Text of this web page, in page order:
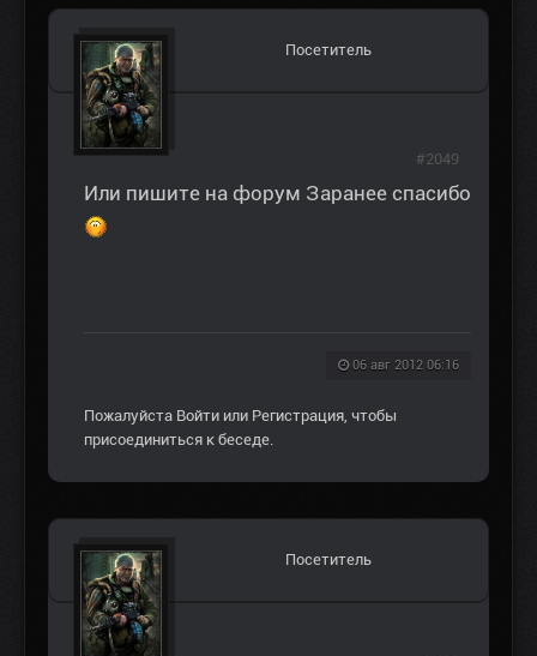
Посетитель
Или пишите на форум Заранее спасибо
06 авг 2012 06:16
#2049
Пожалуйста Войти или Регистрация , чтобы
присоединиться к беседе.
Посетитель